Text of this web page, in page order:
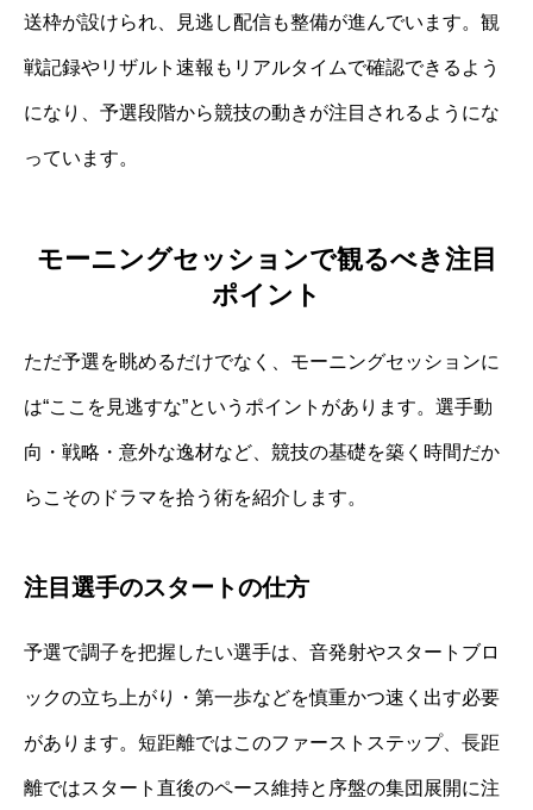
送枠が設けられ、見逃し配信も整備が進んでいます。観
戦記録やリザルト速報もリアルタイムで確認できるよう
になり、予選段階から競技の動きが注目されるようにな
っています。
モーニングセッションで観るべき注目
ポイント
ただ予選を眺めるだけでなく、モーニングセッションに
は“ここを見逃すな”というポイントがあります。選手動
向・戦略・意外な逸材など、競技の基礎を築く時間だか
らこそのドラマを拾う術を紹介します。
注目選手のスタートの仕方
予選で調子を把握したい選手は、音発射やスタートブロ
ックの立ち上がり・第一歩などを慎重かつ速く出す必要
があります。短距離ではこのファーストステップ、長距
離ではスタート直後のペース維持と序盤の集団展開に注